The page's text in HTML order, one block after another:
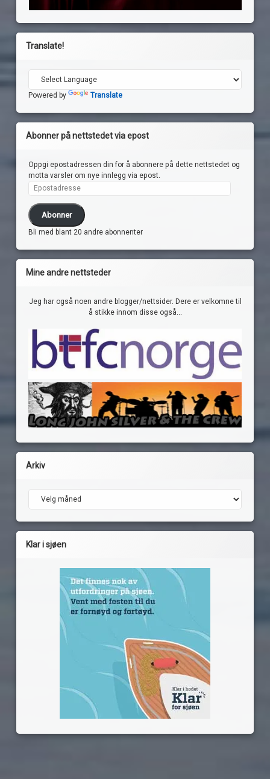
Translate!
Powered by Translate
Abonner på nettstedet via epost
Oppgi epostadressen din for å abonnere på dette nettstedet og
motta varsler om nye innlegg via epost.
Epostadresse
Abonner
Bli med blant 20 andre abonnenter
Mine andre nettsteder
Jeg har også noen andre blogger/nettsider. Dere er velkomne til
å stikke innom disse også...
Arkiv
Klar i sjøen